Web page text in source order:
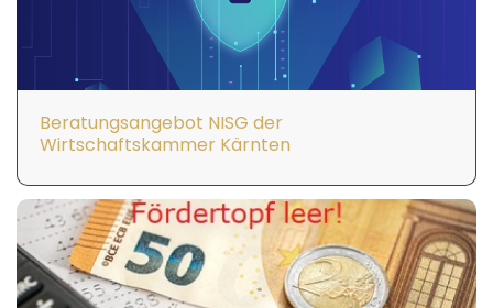
Beratungsangebot NISG der
Wirtschaftskammer Kärnten